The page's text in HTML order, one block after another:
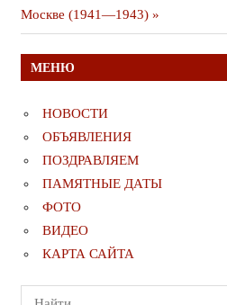
Москве (1941—1943)
МЕНЮ
НОВОСТИ
ОБЪЯВЛЕНИЯ
ПОЗДРАВЛЯЕМ
ПАМЯТНЫЕ ДАТЫ
ФОТО
ВИДЕО
КАРТА САЙТА
Поиск